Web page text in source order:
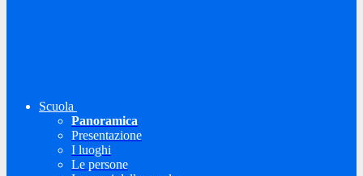
Scuola
Panoramica
Presentazione
I luoghi
Le persone